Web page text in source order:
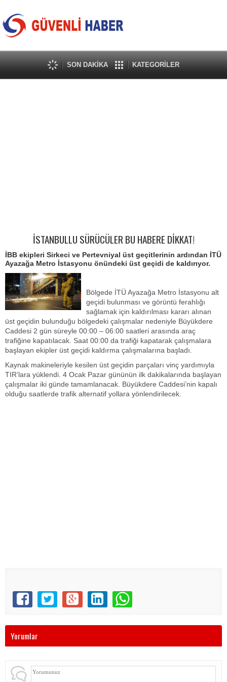
SON DAKİKA KATEGORİLER
İSTANBULLU SÜRÜCÜLER BU HABERE DİKKAT!
İBB ekipleri Sirkeci ve Pertevniyal üst geçitlerinin ardından İTÜ
Ayazağa Metro İstasyonu önündeki üst geçidi de kaldırıyor.
Bölgede İTÜ Ayazağa Metro İstasyonu alt
geçidi bulunması ve görüntü ferahlığı
sağlamak için kaldırılması kararı alınan
üst geçidin bulunduğu bölgedeki çalışmalar nedeniyle Büyükdere
Caddesi 2 gün süreyle 00:00 – 06:00 saatleri arasında araç
trafiğine kapatılacak. Saat 00:00 da trafiği kapatarak çalışmalara
başlayan ekipler üst geçidi kaldırma çalışmalarına başladı.
Kaynak makineleriyle kesilen üst geçidin parçaları vinç yardımıyla
TIR’lara yüklendi. 4 Ocak Pazar gününün ilk dakikalarında başlayan
çalışmalar iki günde tamamlanacak. Büyükdere Caddesi’nin kapalı
olduğu saatlerde trafik alternatif yollara yönlendirilecek.
Yorumlar